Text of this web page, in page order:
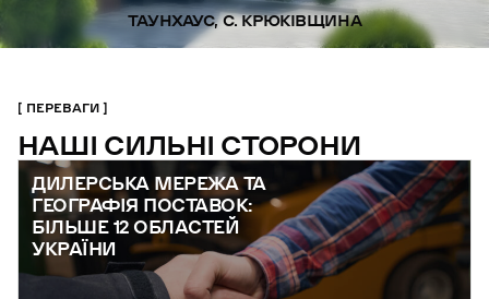
ТАУНХАУС, С. КРЮКІВЩИНА
ПЕРЕВАГИ
НАШІ СИЛЬНІ СТОРОНИ
ДИЛЕРСЬКА МЕРЕЖА ТА
ГЕОГРАФІЯ ПОСТАВОК:
БІЛЬШЕ 12 ОБЛАСТЕЙ
УКРАЇНИ